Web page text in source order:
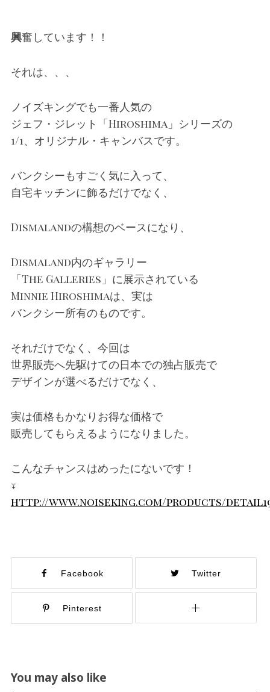
興奮しています！！
それは、、、
ノイズキングでも一番人気の
ジェフ・ジレット「Hiroshima」シリーズの
1/1、オリジナル・キャンバスです。
バンクシーもすごく気に入って、
自宅キッチンに飾るだけでなく、
Dismalandの構想のベースになり、
Dismaland内のギャラリー
「The Galleries」に展示されている
Minnie Hiroshimaは、実は
バンクシー所有のものです。
それだけでなく、今回は
世界販売へ先駆けての日本での独占販売で
デザインが選べるだけでなく、
実は価格もかなりお得な価格で
販売してもらえるようになりました。
こんなチャンスはめったにないです！
↓
http://www.noiseking.com/products/
Facebook Twitter
Pinterest
You may also like